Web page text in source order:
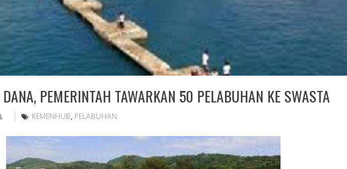
PEMERINTAH TAWARKAN 50 PELABUHAN KE SWASTA
KEMENHUB, PELABUHAN